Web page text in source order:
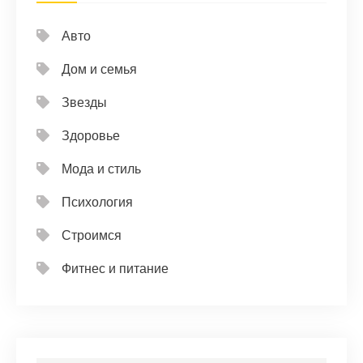
Авто
Дом и семья
Звезды
Здоровье
Мода и стиль
Психология
Строимся
Фитнес и питание